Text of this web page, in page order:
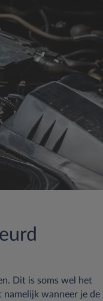
Dit is soms wel het
namelijk wanneer je de